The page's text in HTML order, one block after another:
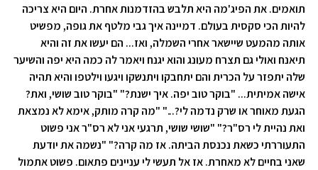
תואמים. את הפיג'מה היא תלבש בהזדמנות אחרת. היום היא צריכה
להיות הכי סקסית בעולם. דמיינה איך גבי מלטף את גופה, מפשיט
אותה מהמעט שיישאר אחרי השמלה, ואז... הם יעשו את זה והיא
תיאנח ואולי גם תצרח מעונג והוא יגנח ויאמר לה כמה היא יפה והשיער
שלה יתפזר על הכרית והם יתחבקו ויתנשקו ויגעו וילטפו והיא תהיה
אישה אמיתית... "בוקר טוב יפה. איך ישנת?" "בוקר טוב שושי, ואת?
הגעת מאוחר או שרק נדמה לי?..." "מה קרה מותק, אימא לא נמצאת
ואת נהיית לי רס"ר?" "שושי שושי, תרגעי אני לא רס"ר אני פשוט
התעוררתי כשאת נכנסת הביתה. אז מה קרה?" "נשמה את יודעת
שאני בחיים לא מאחרת. אז אל תעשי לי עניינים פתאום. פשוט אתמול